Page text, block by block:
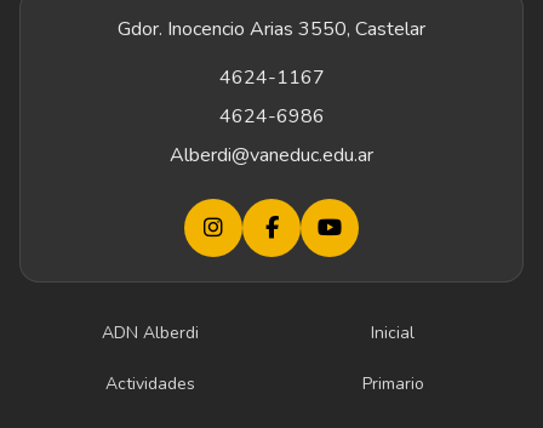
Gdor. Inocencio Arias 3550, Castelar
4624-1167
4624-6986
Alberdi@vaneduc.edu.ar
ADN Alberdi Inicial
Actividades Primario